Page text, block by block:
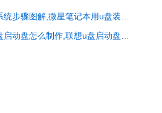
步骤图解,微星笔记本用u盘装系统
盘怎么制作,联想u盘启动盘怎么用